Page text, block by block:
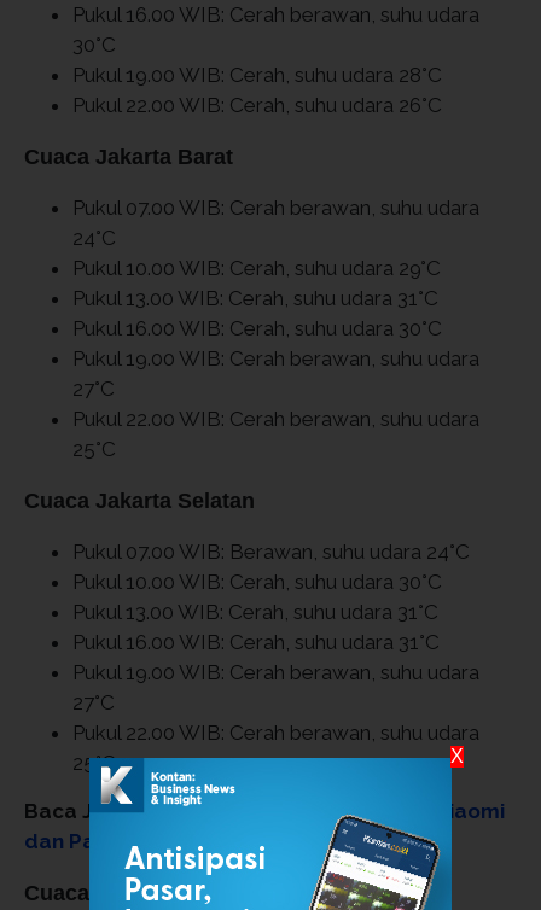
Pukul 16.00 WIB: Cerah berawan, suhu udara
30°C
Pukul 19.00 WIB: Cerah, suhu udara 28°C
Pukul 22.00 WIB: Cerah, suhu udara 26°C
Cuaca Jakarta Barat
Pukul 07.00 WIB: Cerah berawan, suhu udara
24°C
Pukul 10.00 WIB: Cerah, suhu udara 29°C
Pukul 13.00 WIB: Cerah, suhu udara 31°C
Pukul 16.00 WIB: Cerah, suhu udara 30°C
Pukul 19.00 WIB: Cerah berawan, suhu udara
27°C
Pukul 22.00 WIB: Cerah berawan, suhu udara
25°C
Cuaca Jakarta Selatan
Pukul 07.00 WIB: Berawan, suhu udara 24°C
Pukul 10.00 WIB: Cerah, suhu udara 30°C
Pukul 13.00 WIB: Cerah, suhu udara 31°C
Pukul 16.00 WIB: Cerah, suhu udara 31°C
Pukul 19.00 WIB: Cerah berawan, suhu udara
27°C
Pukul 22.00 WIB: Cerah berawan, suhu udara
25°C
Baca Juga:Ini 2 Cara Cek Garansi Resmi Xiaomi
dan Panduan Klaim bagi Pengguna
Cuaca Jakarta Timur
X